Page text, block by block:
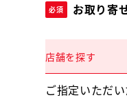
必須 お取り寄
店舗を探す
ご指定いただ